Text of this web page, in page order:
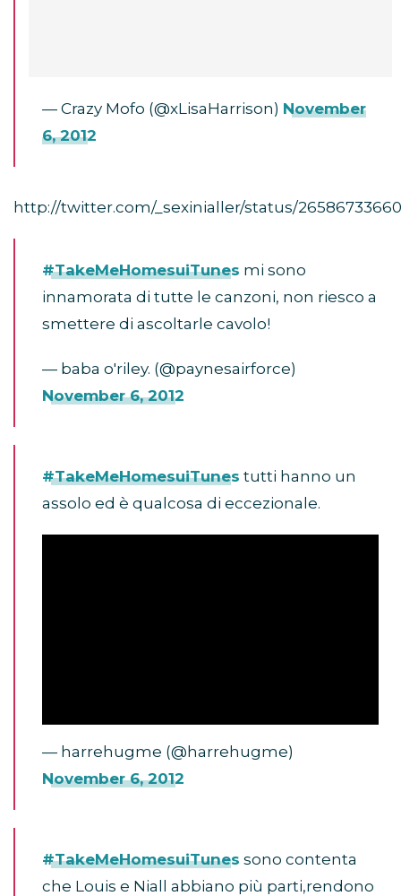
— Crazy Mofo (@xLisaHarrison) November
6, 2012
http://twitter.com/_sexinialler/status/
#TakeMeHomesuiTunes mi sono
innamorata di tutte le canzoni, non riesco a
smettere di ascoltarle cavolo!
— baba o'riley. (@paynesairforce)
November 6, 2012
#TakeMeHomesuiTunes tutti hanno un
assolo ed è qualcosa di eccezionale.
— harrehugme (@harrehugme)
November 6, 2012
#TakeMeHomesuiTunes sono contenta
che Louis e Niall abbiano più parti,rendono